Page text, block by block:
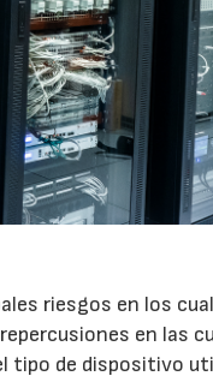
riesgos en los
en las
tipo de dispositivo